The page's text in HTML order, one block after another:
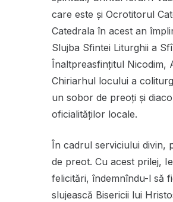
care este și Ocrotitorul
Catedrala în acest an
Slujba Sfintei Liturghii a
Înaltpreasfințitul Nicodim,
Chiriarhul locului a
un sobor de preoți și
oficialităților locale.
În cadrul serviciului divin,
de preot. Cu acest prilej,
felicitări, îndemnîndu-l să
slujească Bisericii lui